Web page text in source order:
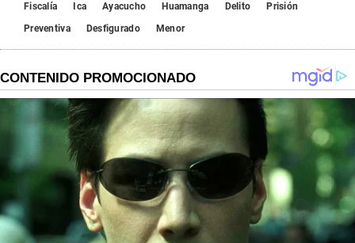
Fiscalía Ica Ayacucho Huamanga Delito
Prisión
Preventiva
Desfigurado Menor